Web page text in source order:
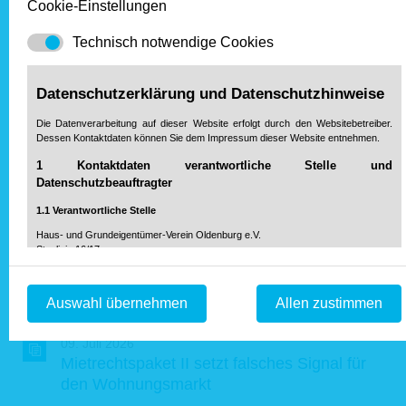
notwendig wäre“, sagte Warnecke.
Zur Übersicht über die Pressemitteilungen
Aktuelle Pressemitteilungen von Haus & Grund
Deutschland:
09. Juli 2026
Mietrechtspaket II setzt falsches Signal für
den Wohnungsmarkt
Cookie-Einstellungen
Technisch notwendige Cookies
Datenschutzerklärung und Datenschutzhinweise
Die Datenverarbeitung auf dieser Website erfolgt durch den Websitebetreiber.
Dessen Kontaktdaten können Sie dem Impressum dieser Website entnehmen.
1 Kontaktdaten verantwortliche Stelle und
Datenschutzbeauftragter
1.1 Verantwortliche Stelle
Haus- und Grundeigentümer-Verein Oldenburg e.V.
Staulinie 16/17
26122 Oldenburg
Fax: 04 41 / 999 20 20-99
Mail:info@hausundgrund-oldenburg.de
2 Zwecke der Verarbeitung
Auswahl übernehmen Allen zustimmen